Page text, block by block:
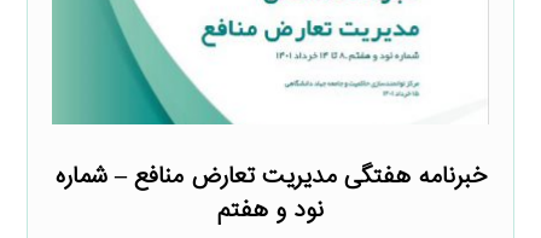
خبرنامه هفتگی مدیریت تعارض منافع – شماره
نود و هفتم